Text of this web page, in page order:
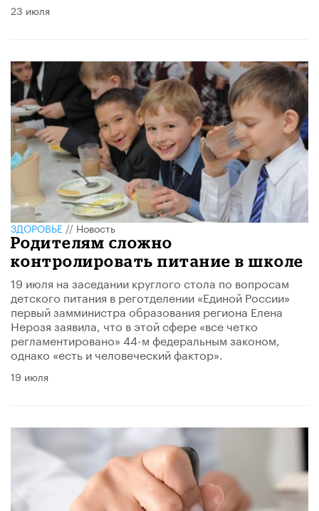
23 июля
ЗДОРОВЬЕ//Новость
Родителям сложно
контролировать питание в школе
19 июля на заседании круглого стола по вопросам
детского питания в реготделении «Единой России»
первый замминистра образования региона Елена
Нерозя заявила, что в этой сфере «все четко
регламентировано» 44-м федеральным законом,
однако «есть и человеческий фактор».
19 июля